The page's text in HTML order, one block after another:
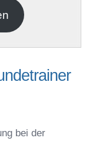
bei der